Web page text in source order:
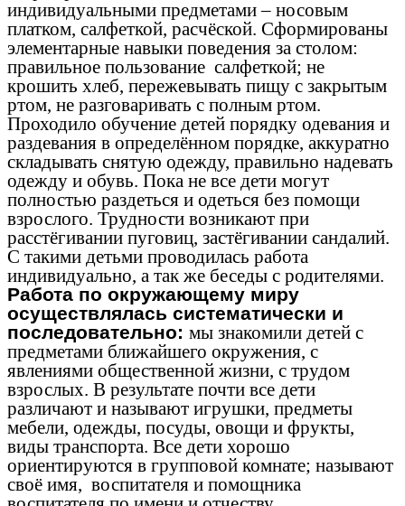
индивидуальными предметами – носовым
платком, салфеткой, расчёской. Сформированы
элементарные навыки поведения за столом:
правильное пользование салфеткой; не
крошить хлеб, пережевывать пищу с закрытым
ртом, не разговаривать с полным ртом.
Проходило обучение детей порядку одевания и
раздевания в определённом порядке, аккуратно
складывать снятую одежду, правильно надевать
одежду и обувь. Пока не все дети могут
полностью раздеться и одеться без помощи
взрослого. Трудности возникают при
расстёгивании пуговиц, застёгивании сандалий.
С такими детьми проводилась работа
индивидуально, а так же беседы с родителями.
Работа по окружающему миру
осуществлялась систематически и
последовательно: мы знакомили детей с
предметами ближайшего окружения, с
явлениями общественной жизни, с трудом
взрослых. В результате почти все дети
различают и называют игрушки, предметы
мебели, одежды, посуды, овощи и фрукты,
виды транспорта. Все дети хорошо
ориентируются в групповой комнате; называют
своё имя, воспитателя и помощника